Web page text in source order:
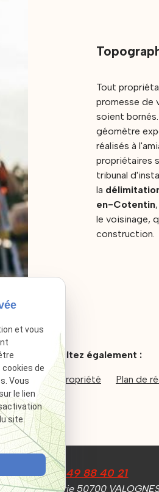
Tout
promesse de
soient
géomètre
réalisés à
propriétaires
tribunal
la
en-Cotentin,
le voisinage,
construction.
Consultez également :
Copropriété Plan de
02 49 88 40 21
La Tassinerie50700
et vous
de
Vous
le lien
site.